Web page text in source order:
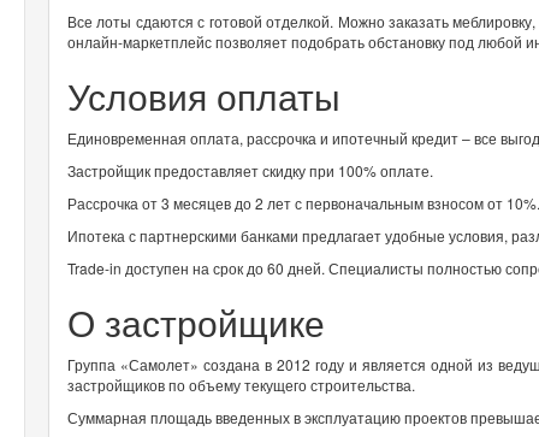
Все лоты сдаются с готовой отделкой. Можно заказать
онлайн-маркетплейс позволяет подобрать обстановку под любой
Условия оплаты
Единовременная оплата, рассрочка и ипотечный кредит – все
Застройщик предоставляет скидку при 100% оплате.
Рассрочка от 3 месяцев до 2 лет с первоначальным взносом от 10%.
Ипотека с партнерскими банками предлагает удобные условия,
Trade-in доступен на срок до 60 дней. Специалисты полностью
О застройщике
Группа «Самолет» создана в 2012 году и является одной из
застройщиков по объему текущего строительства.
Суммарная площадь введенных в эксплуатацию проектов